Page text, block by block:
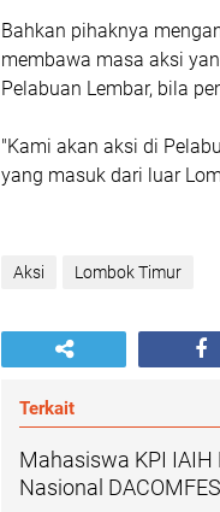
Bahkan pihaknya
membawa masa aksi
Pelabuan Lembar, bila
"Kami akan aksi di
yang masuk dari luar
Aksi Lombok Timur
Terkait
Mahasiswa KPI IAIH
Nasional